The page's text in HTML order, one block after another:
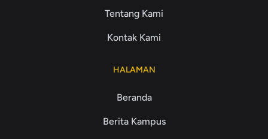
Tentang Kami
Kontak Kami
HALAMAN
Beranda
Berita Kampus